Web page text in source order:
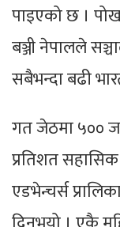
पाइएको छ ।
बञ्जी नेपालले
सबैभन्दा बढी
गत जेठमा ५००
प्रतिशत
एडभेन्चर्स